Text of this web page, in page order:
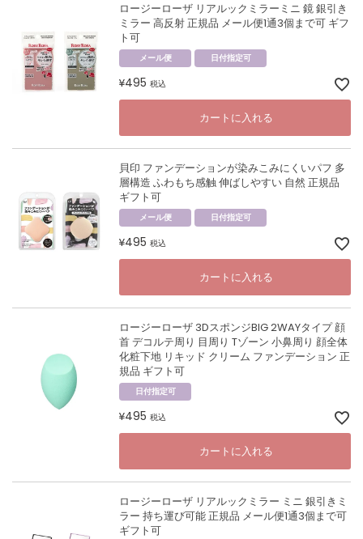
ロージーローザ リアルックミラーミニ 鏡 銀引き
ミラー 高反射 正規品 メール便1通3個まで可 ギフ
ト可
メール便 日付指定可
¥495 税込
カートに入れる
貝印 ファンデーションが染みこみにくいパフ 多
層構造 ふわもち感触 伸ばしやすい 自然 正規品
ギフト可
メール便 日付指定可
¥495 税込
カートに入れる
ロージーローザ 3DスポンジBIG 2WAYタイプ 顔
首 デコルテ周り 目周り Tゾーン 小鼻周り 顔全体
化粧下地 リキッド クリーム ファンデーション 正
規品 ギフト可
日付指定可
¥495 税込
カートに入れる
ロージーローザ リアルックミラー ミニ 銀引きミ
ラー 持ち運び可能 正規品 メール便1通3個まで可
ギフト可